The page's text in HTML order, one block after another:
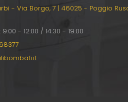
- Via Borgo, 7 |46025 - Poggio
9:00 - 12:00 / 14:30 - 19:00